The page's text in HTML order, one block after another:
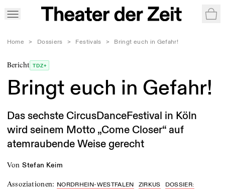
Home > Dossiers > Festivals > Bringt euch in Gefahr!
Bericht TDZ+
Bringt euch in Gefahr!
Das sechste CircusDanceFestival in Köln
wird seinem Motto „Come Closer“ auf
atemraubende Weise gerecht
von Stefan Keim
Assoziationen: NORDRHEIN-WESTFALEN ZIRKUS
DOSSIER: